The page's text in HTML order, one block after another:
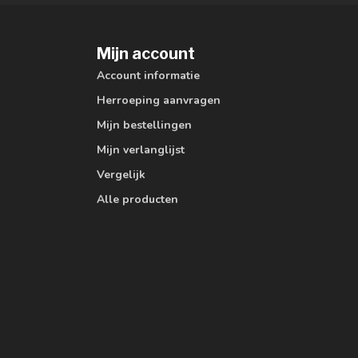
Mijn account
Account informatie
Herroeping aanvragen
Mijn bestellingen
Mijn verlanglijst
Vergelijk
Alle producten